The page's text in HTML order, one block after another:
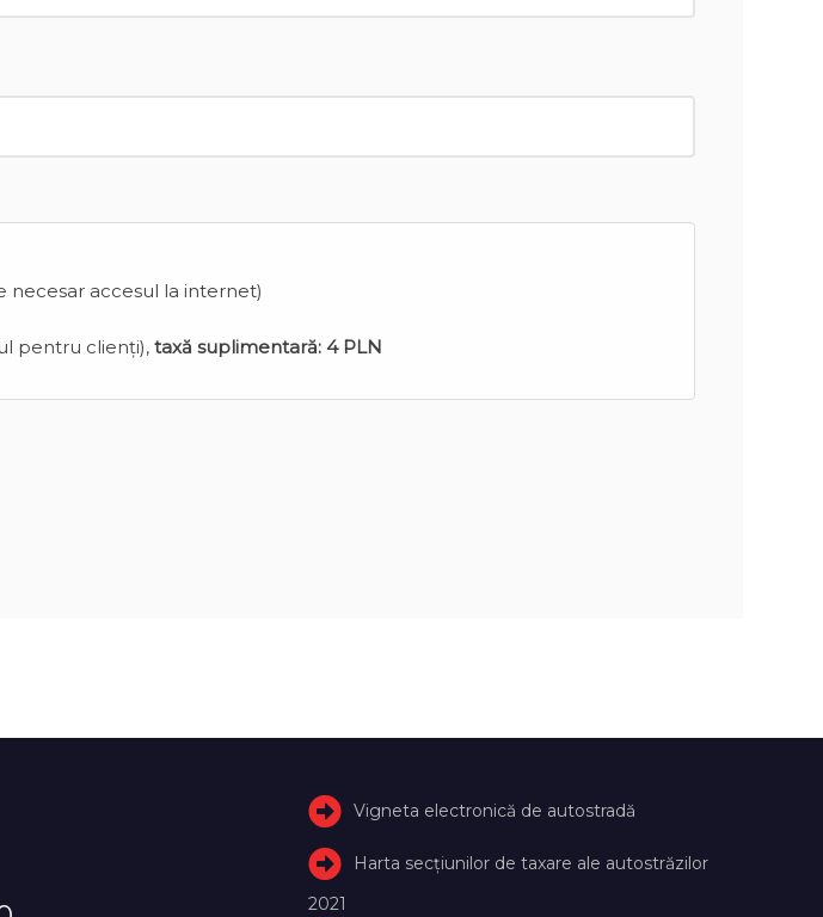
necesar accesul la internet)
pentru clienți),taxă suplimentară: 4 PLN
Vigneta electronică de autostradă
Harta secțiunilor de taxare ale autostrăzilor
2021